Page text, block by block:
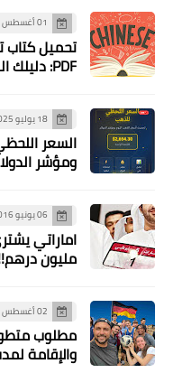
الصينية من دون معلم
تحديث أسعار الذهب اليوم
اماراتي يشتري لوحة السيارة رقم "1" ب 18
العربية للعمل
2026